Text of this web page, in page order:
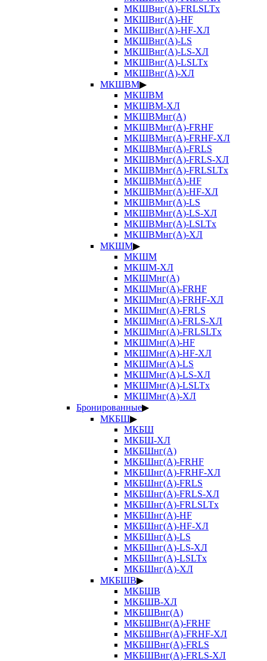
МКШВнг(А)-FRLSLTx
МКШВнг(А)-HF
МКШВнг(А)-HF-ХЛ
МКШВнг(А)-LS
МКШВнг(А)-LS-ХЛ
МКШВнг(А)-LSLTx
МКШВнг(А)-ХЛ
МКШВМ▶
МКШВМ
МКШВМ-ХЛ
МКШВМнг(А)
МКШВМнг(А)-FRHF
МКШВМнг(А)-FRHF-ХЛ
МКШВМнг(А)-FRLS
МКШВМнг(А)-FRLS-ХЛ
МКШВМнг(А)-FRLSLTx
МКШВМнг(А)-HF
МКШВМнг(А)-HF-ХЛ
МКШВМнг(А)-LS
МКШВМнг(А)-LS-ХЛ
МКШВМнг(А)-LSLTx
МКШВМнг(А)-ХЛ
МКШМ▶
МКШМ
МКШМ-ХЛ
МКШМнг(А)
МКШМнг(А)-FRHF
МКШМнг(А)-FRHF-ХЛ
МКШМнг(А)-FRLS
МКШМнг(А)-FRLS-ХЛ
МКШМнг(А)-FRLSLTx
МКШМнг(А)-HF
МКШМнг(А)-HF-ХЛ
МКШМнг(А)-LS
МКШМнг(А)-LS-ХЛ
МКШМнг(А)-LSLTx
МКШМнг(А)-ХЛ
Бронированные▶
МКБШ▶
МКБШ
МКБШ-ХЛ
МКБШнг(А)
МКБШнг(А)-FRHF
МКБШнг(А)-FRHF-ХЛ
МКБШнг(А)-FRLS
МКБШнг(А)-FRLS-ХЛ
МКБШнг(А)-FRLSLTx
МКБШнг(А)-HF
МКБШнг(А)-HF-ХЛ
МКБШнг(А)-LS
МКБШнг(А)-LS-ХЛ
МКБШнг(А)-LSLTx
МКБШнг(А)-ХЛ
МКБШВ▶
МКБШВ
МКБШВ-ХЛ
МКБШВнг(А)
МКБШВнг(А)-FRHF
МКБШВнг(А)-FRHF-ХЛ
МКБШВнг(А)-FRLS
МКБШВнг(А)-FRLS-ХЛ